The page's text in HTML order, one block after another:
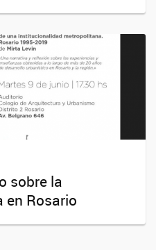
sobre la
en Rosario